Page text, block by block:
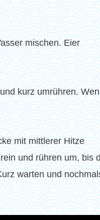
mischen. Eier
kurz umrühren.
mit mittlerer Hitze
und rühren um, bis
warten und